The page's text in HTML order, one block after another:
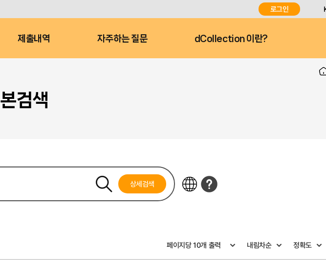
로그인
제출내역 자주하는 질문 dCollection 이란?
검색
상세검색